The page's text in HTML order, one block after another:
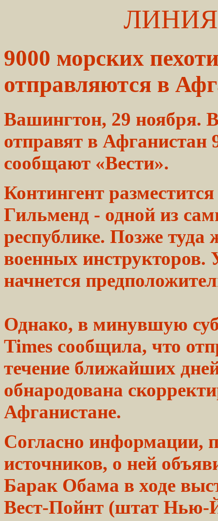
9000 морских
отправляются в
Вашингтон, 29
отправят в Афганистан
сообщают «Вести».
Контингент
Гильменд - одной из
республике. Позже туда
военных инструкторов.
начнется
Однако, в минувшую
Times сообщила, что
течение ближайших
обнародована
Афганистане.
Согласно информации,
источников, о ней
Барак Обама в ходе
Вест-Пойнт (штат Нью-